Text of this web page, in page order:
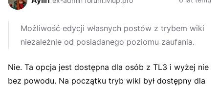
Możliwość edycji własnych postów z trybem wiki
niezależnie od posiadanego poziomu zaufania.
Nie. Ta opcja jest dostępna dla osób z TL3 i wyżej nie
bez powodu. Na początku tryb wiki był dostępny dla